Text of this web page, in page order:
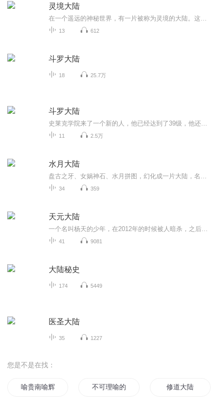
灵境大陆
13 612
斗罗大陆
18 25.7万
斗罗大陆
11 2.5万
水月大陆
34 359
天元大陆
41 9081
大陆秘史
174 5449
医圣大陆
35 1227
您是不是在找：
喻贵南喻辉的诗歌 不可理喻的恋人 修道大陆